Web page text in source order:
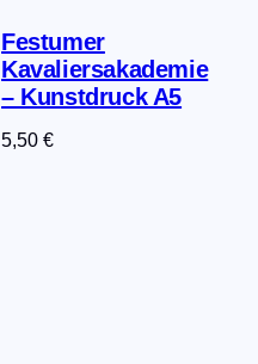
Festumer
Kavaliersakademie
– Kunstdruck A5
5,50€